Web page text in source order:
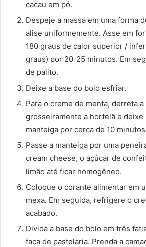
cacau em pó.
Despeje a massa em uma forma
alise uniformemente. Asse em
180 graus de calor superior /
graus) por 20-25 minutos. Em
de palito.
Deixe a base do bolo esfriar.
Para o creme de menta, derreta
grosseiramente a hortelã e deixe
manteiga por cerca de 10
Passe a manteiga por uma
cream cheese, o açúcar de
limão até ficar homogêneo.
Coloque o corante alimentar em
mexa. Em seguida, refrigere o
acabado.
Divida a base do bolo em três
faca de pastelaria. Prenda a